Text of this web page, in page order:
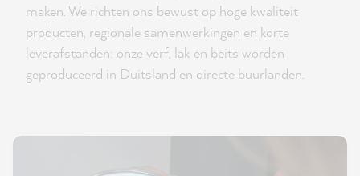
maken. We richten ons bewust op hoge kwaliteit
producten, regionale samenwerkingen en korte
leverafstanden: onze verf, lak en beits worden
geproduceerd in Duitsland en directe buurlanden.